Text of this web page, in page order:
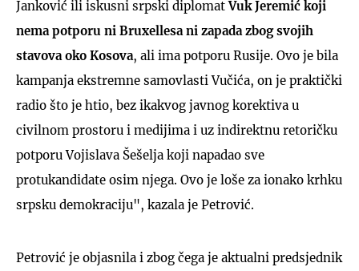
Janković ili iskusni srpski diplomatVuk Jeremić koji
nema potporu ni Bruxellesa ni zapada zbog svojih
stavova oko Kosova, ali ima potporu Rusije. Ovo je bila
kampanja ekstremne samovlasti Vučića, on je praktički
radio što je htio, bez ikakvog javnog korektiva u
civilnom prostoru i medijima i uz indirektnu retoričku
potporu Vojislava Šešelja koji napadao sve
protukandidate osim njega. Ovo je loše za ionako krhku
srpsku demokraciju", kazala je Petrović.
Petrović je objasnila i zbog čega je aktualni predsjednik
UKLJUČITE NOTIFIKACIJE